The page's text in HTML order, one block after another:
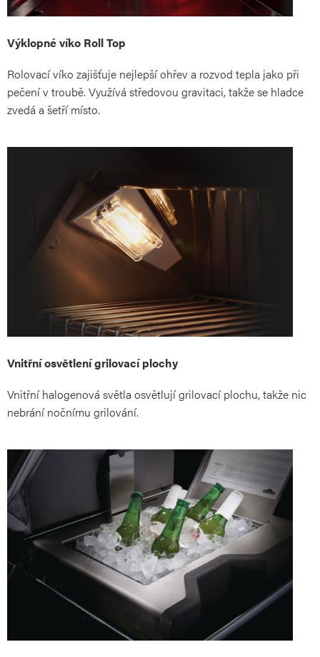
Výklopné víko Roll Top
Rolovací víko zajišťuje nejlepší ohřev a rozvod tepla jako při
pečení v troubě. Využívá středovou gravitaci, takže se hladce
zvedá a šetří místo.
Vnitřní osvětlení grilovací plochy
Vnitřní halogenová světla osvětlují grilovací plochu, takže nic
nebrání nočnímu grilování.